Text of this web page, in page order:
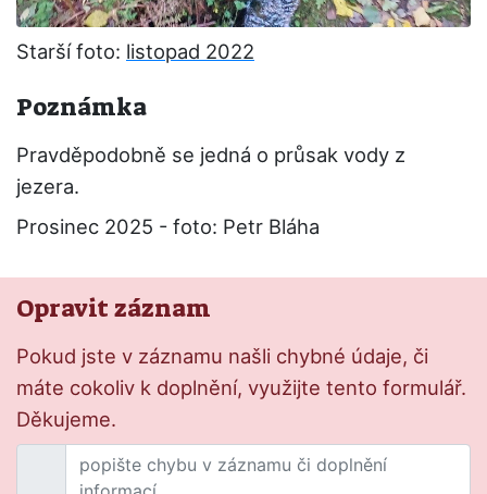
Starší foto: listopad 2022
Poznámka
Pravděpodobně se jedná o průsak vody z
jezera.
Prosinec 2025 - foto: Petr Bláha
Opravit záznam
Pokud jste v záznamu našli chybné údaje, či
máte cokoliv k doplnění, využijte tento formulář.
Děkujeme.